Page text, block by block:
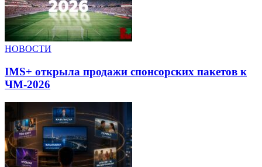
НОВОСТИ
IMS+ открыла продажи спонсорских пакетов к
ЧМ-2026